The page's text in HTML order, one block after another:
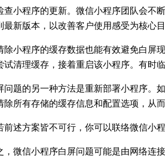
查小程序的更新。微信小程序团队会不
最新版本，以改善客户使用感受为核心目
除小程序的缓存数据也能有效避免白屏
试清理缓存，接着重启该小程序。有时
问题的另一种方法是重新部署小程序。
除所有存储的缓存信息和配置选项，从
前述方案皆不可行，你可以联络微信小
，微信小程序白屏问题可能是由网络连